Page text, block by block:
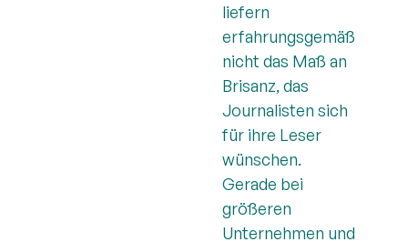
liefern
erfahrungsgemäß
nicht das Maß an
Brisanz, das
Journalisten sich
für ihre Leser
wünschen.
Gerade bei
größeren
Unternehmen und